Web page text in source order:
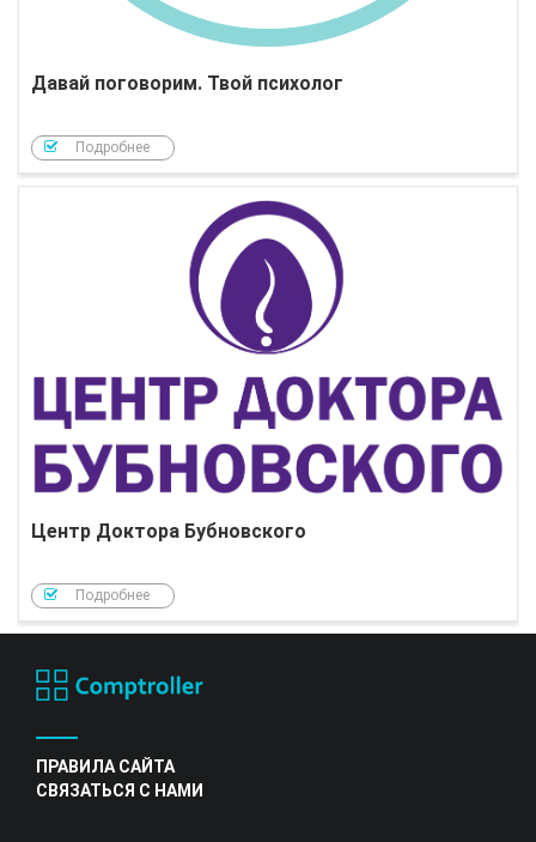
Давай поговорим. Твой психолог
Подробнее
Центр Доктора Бубновского
Подробнее
ПРАВИЛА САЙТА
СВЯЗАТЬСЯ С НАМИ